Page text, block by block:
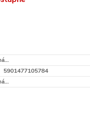
5901477105784